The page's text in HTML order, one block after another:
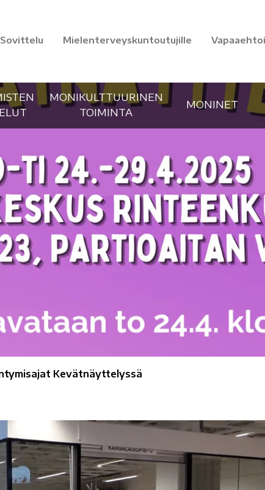
Sovittelu Mielenterveyskuntoutujille
MONIKULTTUURINEN
TOIMINTA
MONINET
Kevätnäyttelyssä